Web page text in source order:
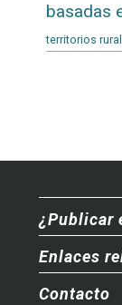
basadas
territorios
¿Publicar
Enlaces
Contacto